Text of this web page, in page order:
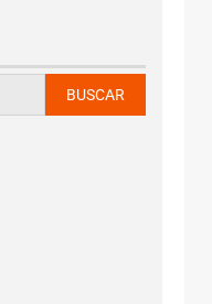
BUSCAR